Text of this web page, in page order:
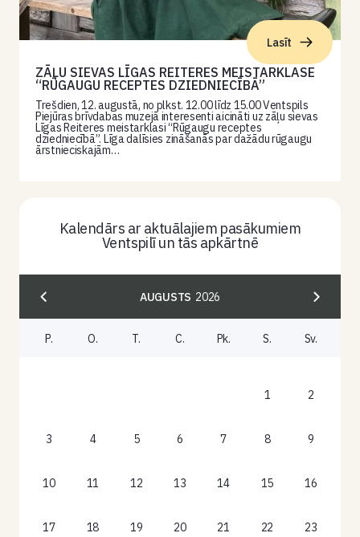
Lasīt
ZĀĻU SIEVAS LĪGAS REITERES MEISTARKLASE
“RŪGAUGU RECEPTES DZIEDNIECĪBĀ”
Trešdien, 12. augustā, no plkst. 12.00 līdz 15.00 Ventspils
Piejūras brīvdabas muzejā interesenti aicināti uz zāļu sievas
Līgas Reiteres meistarklasi “Rūgaugu receptes
dziedniecībā”. Līga dalīsies zināšanās par dažādu rūgaugu
ārstnieciskajām…
Kalendārs ar aktuālajiem pasākumiem
Ventspilī un tās apkārtnē
AUGUSTS 2026
P. O. T. C. Pk. S. Sv.
1 2
3 4 5 6 7 8 9
10 11 12 13 14 15 16
17 18 19 20 21 22 23